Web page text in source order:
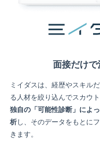
面接だけで
ミイダスは、経歴やスキル
る人材を絞り込んでスカウ
独自の「可能性診断」によ
析し、そのデータをもとに
きます。